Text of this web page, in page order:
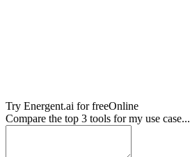
Try Energent.ai for freeOnline
Compare the top 3 tools for my use case...